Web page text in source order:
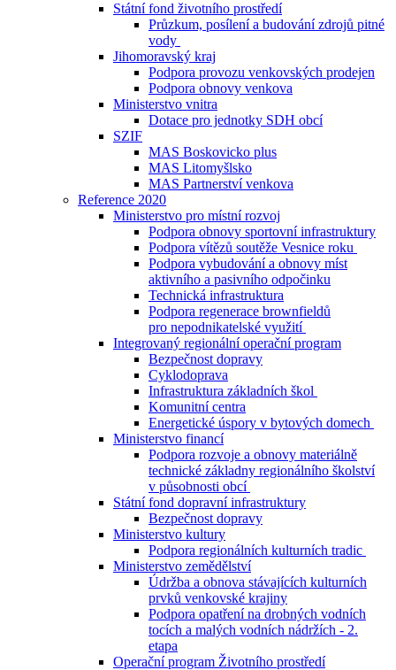
Státní fond životního prostředí
Průzkum, posílení a budování zdrojů pitné
vody
Jihomoravský kraj
Podpora provozu venkovských prodejen
Podpora obnovy venkova
Ministerstvo vnitra
Dotace pro jednotky SDH obcí
SZIF
MAS Boskovicko plus
MAS Litomyšlsko
MAS Partnerství venkova
Reference 2020
Ministerstvo pro místní rozvoj
Podpora obnovy sportovní infrastruktury
Podpora vítězů soutěže Vesnice roku
Podpora vybudování a obnovy míst
aktivního a pasivního odpočinku
Technická infrastruktura
Podpora regenerace brownfieldů
pro nepodnikatelské využití
Integrovaný regionální operační program
Bezpečnost dopravy
Cyklodoprava
Infrastruktura základních škol
Komunitní centra
Energetické úspory v bytových domech
Ministerstvo financí
Podpora rozvoje a obnovy materiálně
technické základny regionálního školství
v působnosti obcí
Státní fond dopravní infrastruktury
Bezpečnost dopravy
Ministerstvo kultury
Podpora regionálních kulturních tradic
Ministerstvo zemědělství
Údržba a obnova stávajících kulturních
prvků venkovské krajiny
Podpora opatření na drobných vodních
tocích a malých vodních nádržích - 2.
etapa
Operační program Životního prostředí